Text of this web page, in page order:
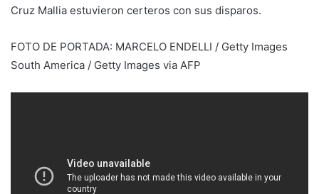
Cruz Mallia estuvieron certeros con sus disparos.
FOTO DE PORTADA: MARCELO ENDELLI / Getty Images
South America / Getty Images via AFP